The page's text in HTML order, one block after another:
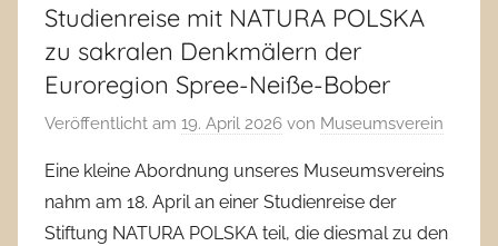
Studienreise mit NATURA POLSKA
zu sakralen Denkmälern der
Euroregion Spree-Neiße-Bober
Veröffentlicht am 19. April 2026 von Museumsverein
Eine kleine Abordnung unseres Museumsvereins
nahm am 18. April an einer Studienreise der
Stiftung NATURA POLSKA teil, die diesmal zu den